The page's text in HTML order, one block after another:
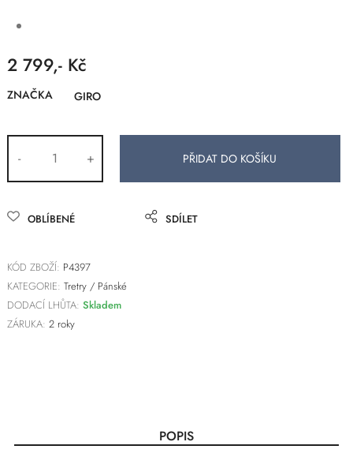
2 799,- Kč
ZNAČKA GIRO
- +
OBLÍBENÉ SDÍLET
KÓD ZBOŽÍ: P4397
KATEGORIE: Tretry/ Pánské
DODACÍ LHŮTA: Skladem
ZÁRUKA: 2 roky
POPIS